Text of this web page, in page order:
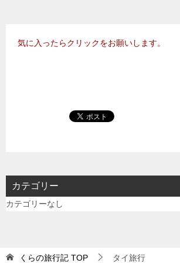
気に入ったらクリックをお願いします。
カテゴリー
カテゴリーなし
くらの旅行記 TOP タイ旅行